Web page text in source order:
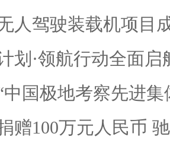
人驾驶装载机项目
划·领航行动全面启
国极地考察先进集
赠100万元人民币